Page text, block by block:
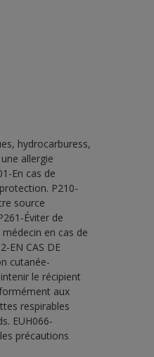
hydrocarburess,
allergie
En cas de
P210-
source
Éviter de
médecin en cas de
EN CAS DE
cutanée-
le récipient
aux
respirables
EUH066-
précautions